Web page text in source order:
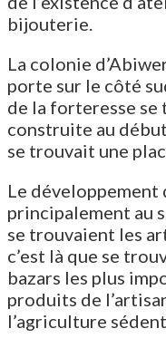
bijouterie.
La colonie
porte sur le côté
de la forteresse se
construite au
se trouvait une
Le développement
principalement au
se trouvaient les
c’est là que se
bazars les plus
produits de
l’agriculture